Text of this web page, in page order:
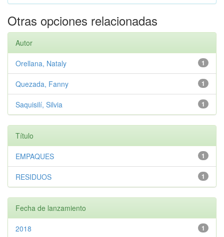
Otras opciones relacionadas
Autor
1
Orellana, Nataly
1
Quezada, Fanny
1
Saquisilí, Silvia
Título
1
EMPAQUES
1
RESIDUOS
Fecha de lanzamiento
1
2018